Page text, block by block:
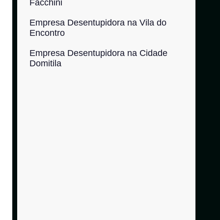
Facchini
Empresa Desentupidora na Vila do
Encontro
Empresa Desentupidora na Cidade
Domitila